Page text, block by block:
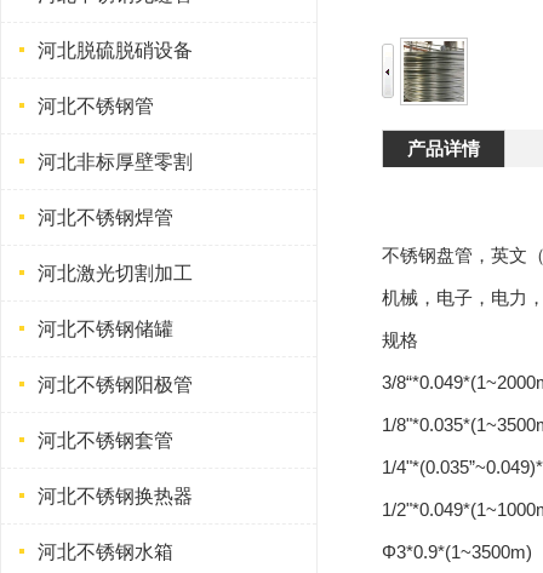
河北脱硫脱硝设备
河北不锈钢管
河北非标厚壁零割
河北不锈钢焊管
河北激光切割加工
河北不锈钢储罐
河北不锈钢阳极管
河北不锈钢套管
河北不锈钢换热器
河北不锈钢水箱
产品详情
不锈钢盘管，英文
机械，电子，电力
规格
3/
1/
1/
1/
Φ3*0.9*(1~3500m)